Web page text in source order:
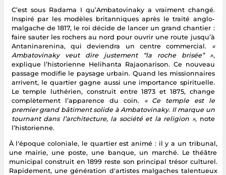
C’est sous Radama I qu’Ambatovinaky a vraiment changé.
Inspiré par les modèles britanniques après le traité anglo-
malgache de 1817, le roi décide de lancer un grand chantier :
faire sauter les rochers au nord pour ouvrir une route jusqu’à
Antaninarenina, qui deviendra un centre commercial. «
Ambatovinaky veut dire justement “la roche brisée” »,
explique l’historienne Helihanta Rajaonarison. Ce nouveau
passage modifie le paysage urbain. Quand les missionnaires
arrivent, le quartier gagne aussi une importance spirituelle.
Le temple luthérien, construit entre 1873 et 1875, change
complètement l’apparence du coin. « Ce temple est le
premier grand bâtiment solide à Ambatovinaky. Il marque un
tournant dans l’architecture, la société et la religion », note
l’historienne.
À l'époque coloniale, le quartier est animé : il y a un tribunal,
une mairie, une poste, une banque, un marché. Le théâtre
municipal construit en 1899 reste son principal trésor culturel.
Rapidement, une génération d'artistes malgaches talentueux